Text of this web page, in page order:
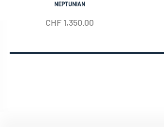
NEPTUNIAN
CHF 1,350.00